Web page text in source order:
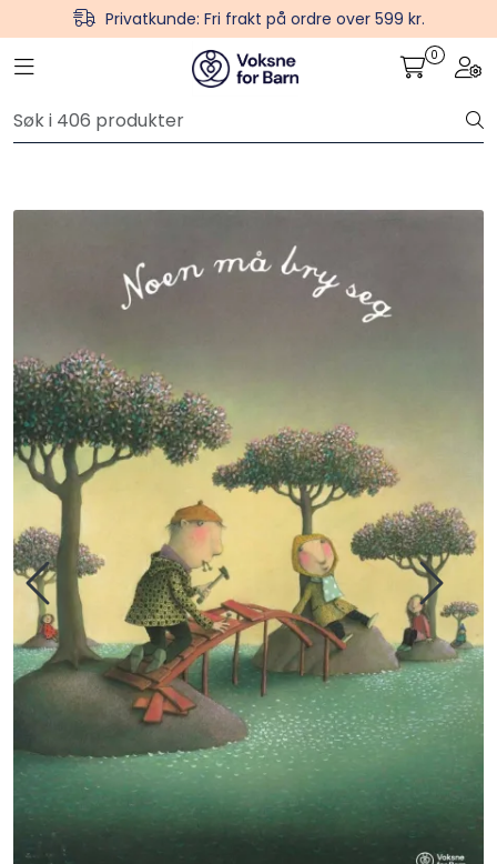
Skip to main contentPrivatkunde: Fri frakt på ordre over 599 kr.
Toggle navigation 0
Hei-produkter
Psykologi for Barn
Gaver
For skoler
Kurs og arrangementer